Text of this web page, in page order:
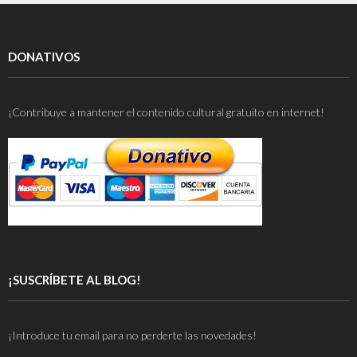
o
k
t
n ar
DONATIVOS
¡Contribuye a mantener el contenido cultural gratuito en internet!
¡SUSCRÍBETE AL BLOG!
¡Introduce tu email para no perderte las novedades!